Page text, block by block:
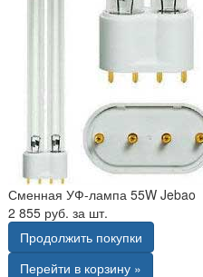
Сменная УФ-лампа 55W Jebao
2 855 руб. за шт.
Продолжить покупки
Перейти в корзину »